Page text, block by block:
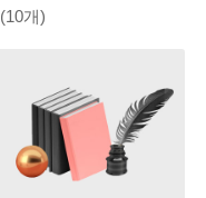
(10개)